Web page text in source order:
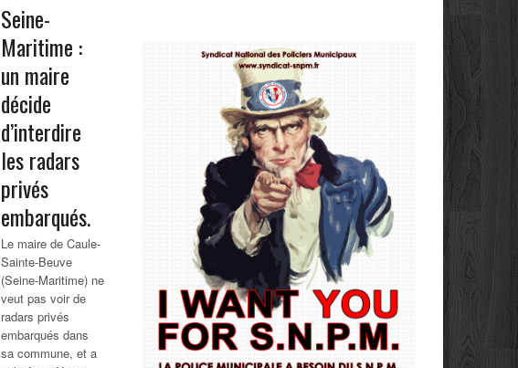
Seine-
Maritime :
un maire
décide
d’interdire
les radars
privés
embarqués.
Le maire de Caule-
Sainte-Beuve
(Seine-Maritime) ne
veut pas voir de
radars privés
embarqués dans
sa commune, et a